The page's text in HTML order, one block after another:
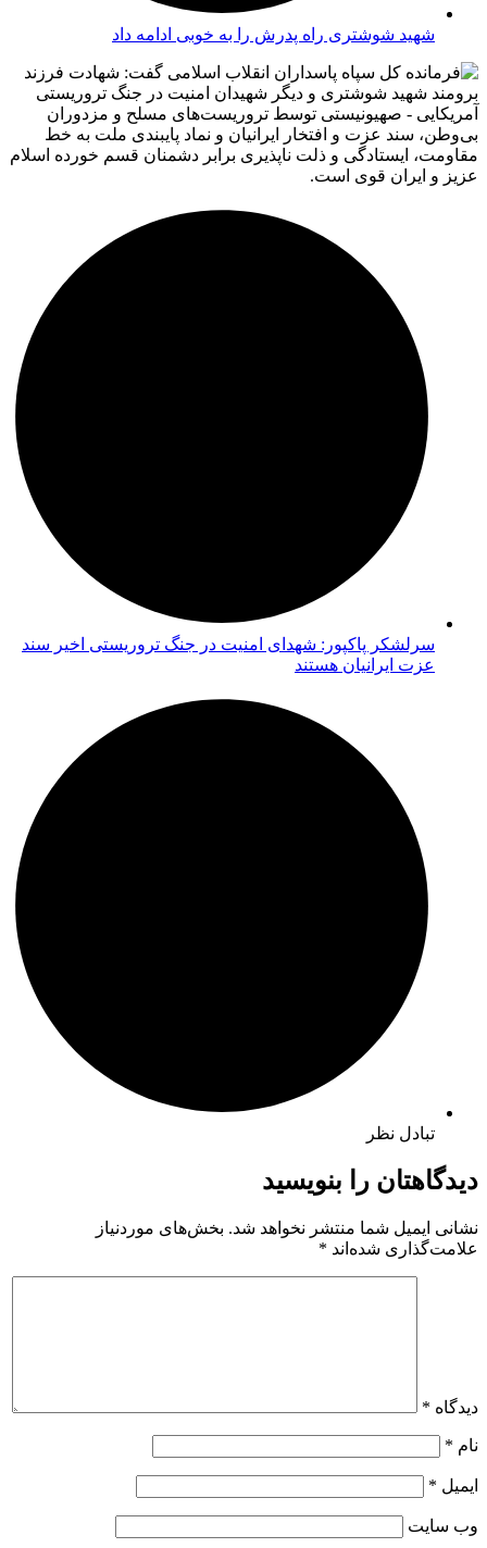
شهید شوشتری راه پدرش را به خوبی ادامه داد
سرلشکر پاکپور: شهدای امنیت در جنگ تروریستی اخیر سند
عزت ایرانیان هستند
تبادل نظر
دیدگاهتان را بنویسید
نشانی ایمیل شما منتشر نخواهد شد. بخش‌های موردنیاز
علامت‌گذاری شده‌اند *
دیدگاه *
نام *
ایمیل *
وب‌ سایت